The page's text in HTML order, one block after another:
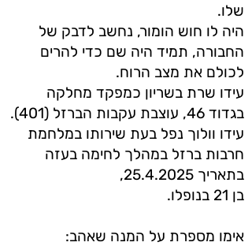
שלו.
היה לו חוש הומור, נחשב לדבק של
החבורה, תמיד היה שם כדי להרים
לכולם את מצב הרוח.
עידו שרת בשריון כמפקד מחלקה
בגדוד 46, עוצבת עקבות הברזל (401).
עידו וולוך נפל בעת שירותו במלחמת
חרבות ברזל במהלך לחימה בעזה
בתאריך 25.4.2025,
בן 21 בנופלו.
אימו מספרת על המנה שאהב: